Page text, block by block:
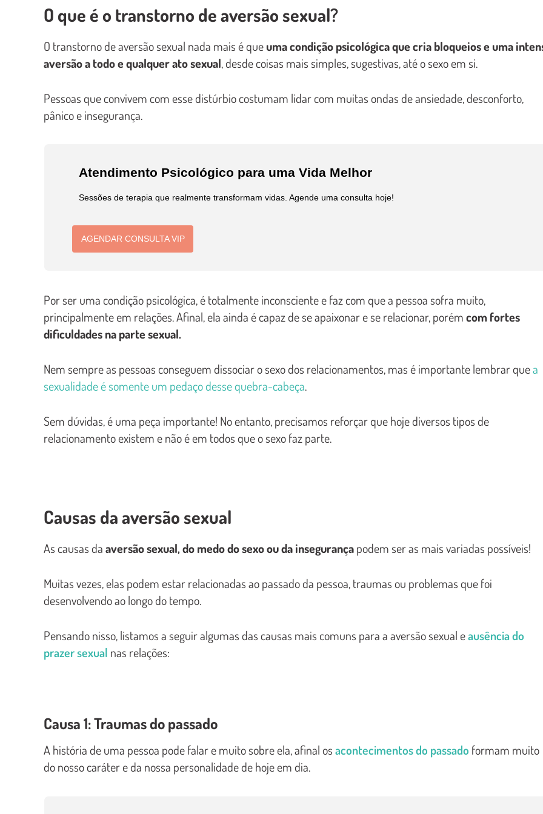
O que é o transtorno de aversão sexual?
O transtorno de aversão sexual nada mais é queuma condição psicológica que cria bloqueios e uma
aversão a todo e qualquer ato sexual, desde coisas mais simples, sugestivas, até o sexo em si.
Pessoas que convivem com esse distúrbio costumam lidar com muitas ondas de ansiedade, desconforto,
pânico e insegurança.
Atendimento Psicológico para uma Vida Melhor
Sessões de terapia que realmente transformam vidas. Agende uma consulta hoje!
AGENDAR CONSULTA VIP
Por ser uma condição psicológica, é totalmente inconsciente e faz com que a pessoa sofra muito,
principalmente em relações. Afinal, ela ainda é capaz de se apaixonar e se relacionar, porémcom fortes
dificuldades na parte sexual.
Nem sempre as pessoas conseguem dissociar o sexo dos relacionamentos, mas é importante lembrar quea
sexualidade é somente um pedaço desse quebra-cabeça.
Sem dúvidas, é uma peça importante! No entanto, precisamos reforçar que hoje diversos tipos de
relacionamento existem e não é em todos que o sexo faz parte.
Causas da aversão sexual
As causas daaversão sexual, do medo do sexo ou da insegurançapodem ser as mais variadas possíveis!
Muitas vezes, elas podem estar relacionadas ao passado da pessoa, traumas ou problemas que foi
desenvolvendo ao longo do tempo.
Pensando nisso, listamos a seguir algumas das causas mais comuns para a aversão sexual eausência do
prazer sexual nas relações:
Causa 1: Traumas do passado
A história de uma pessoa pode falar e muito sobre ela, afinal osacontecimentos do passado formam muito
do nosso caráter e da nossa personalidade de hoje em dia.